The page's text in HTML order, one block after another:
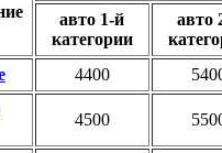
авто 1-й
категории
авто
4400
4500